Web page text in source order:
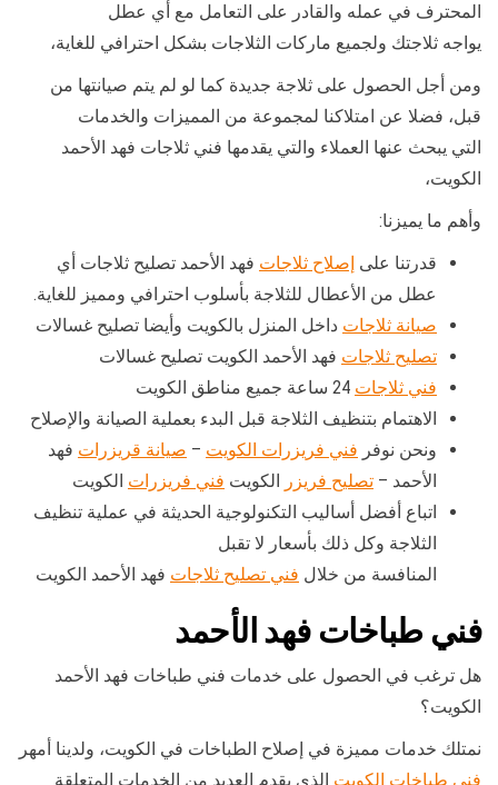
المحترف في عمله والقادر على التعامل مع أي عطل
يواجه ثلاجتك ولجميع ماركات الثلاجات بشكل احترافي للغاية،
ومن أجل الحصول على ثلاجة جديدة كما لو لم يتم صيانتها من
قبل، فضلا عن امتلاكنا لمجموعة من المميزات والخدمات
التي يبحث عنها العملاء والتي يقدمها فني ثلاجات فهد الأحمد
الكويت،
وأهم ما يميزنا:
قدرتنا على إصلاح ثلاجات فهد الأحمد تصليح ثلاجات أي
عطل من الأعطال للثلاجة بأسلوب احترافي ومميز للغاية.
صيانة ثلاجات داخل المنزل بالكويت وأيضا تصليح غسالات
تصليح ثلاجات فهد الأحمد الكويت تصليح غسالات
فني ثلاجات
الاهتمام بتنظيف الثلاجة قبل البدء بعملية الصيانة والإصلاح
ونحن نوفر فني فريزرات الكويت – صيانة قريزرات فهد
الأحمد – تصليح فريزر الكويت فني فريزرات الكويت
اتباع أفضل أساليب التكنولوجية الحديثة في عملية تنظيف
الثلاجة وكل ذلك بأسعار لا تقبل
المنافسة من خلال فني تصليح ثلاجات فهد الأحمد الكويت
فني طباخات فهد الأحمد
هل ترغب في الحصول على خدمات فني طباخات فهد الأحمد
الكويت؟
نمتلك خدمات مميزة في إصلاح الطباخات في الكويت، ولدينا أمهر
فني طباخات الكويت الذي يقدم العديد من الخدمات المتعلقة